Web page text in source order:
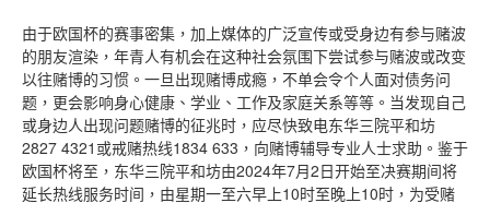
由于欧国杯的赛事密集，加上媒体的广泛宣传或受身边有参与赌波
的朋友渲染，年青人有机会在这种社会氛围下尝试参与赌波或改变
以往赌博的习惯。一旦出现赌博成瘾，不单会令个人面对债务问
题，更会影响身心健康、学业、工作及家庭关系等等。当发现自己
或身边人出现问题赌博的征兆时，应尽快致电东华三院平和坊
2827 4321或戒赌热线1834 633，向赌博辅导专业人士求助。鉴于
欧国杯将至，东华三院平和坊由2024年7月2日开始至决赛期间将
延长热线服务时间，由星期一至六早上10时至晚上10时，为受赌